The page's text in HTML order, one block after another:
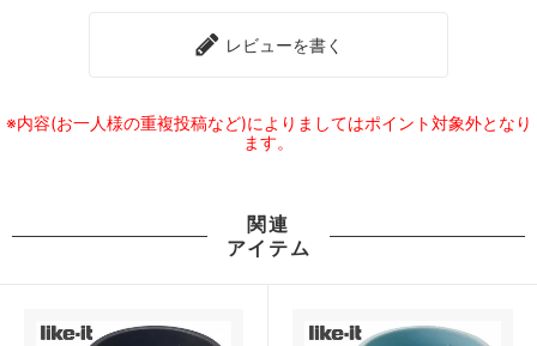
レビューを書く
※内容(お一人様の重複投稿など)によりましてはポイント対象外となり
ます。
関連
アイテム